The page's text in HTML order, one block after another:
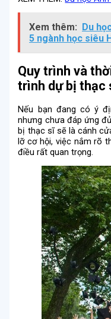
Xem thêm: Du
5 ngành học siêu
Quy trình và
trình dự bị thạc
Nếu bạn đang có ý
nhưng chưa đáp ứng
bị thạc sĩ sẽ là cánh
lỡ cơ hội, việc nắm rõ
điều rất quan trọng.